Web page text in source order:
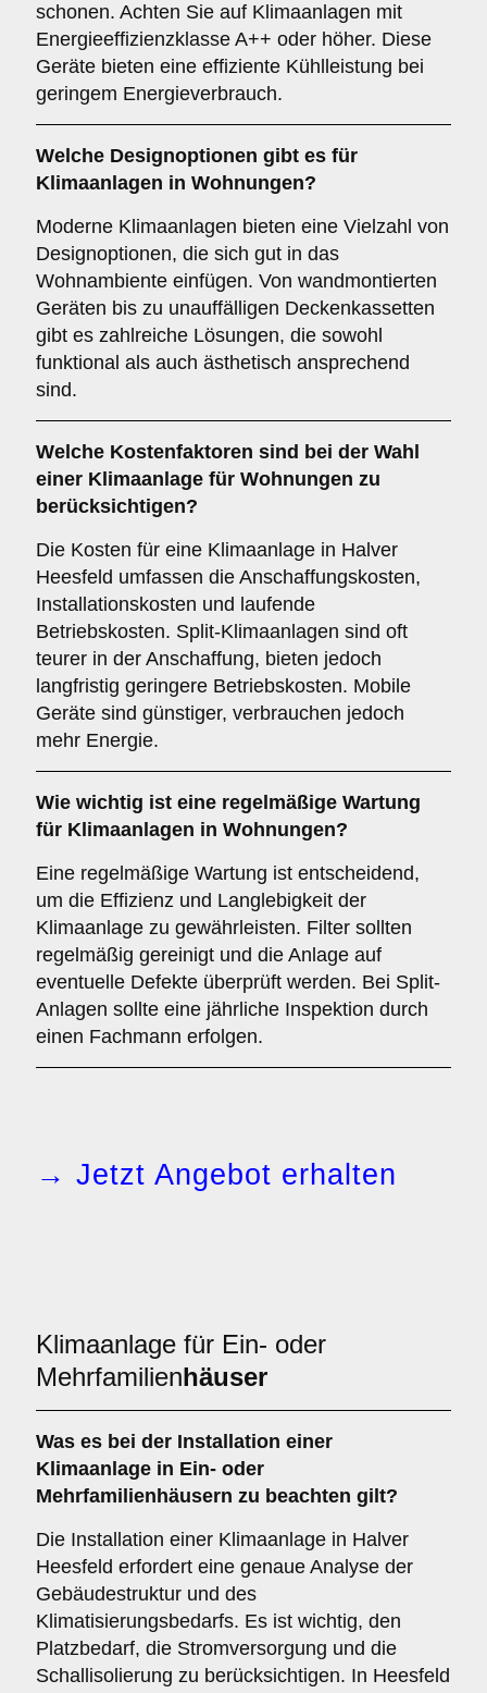
schonen. Achten Sie auf Klimaanlagen mit
Energieeffizienzklasse A++ oder höher. Diese
Geräte bieten eine effiziente Kühlleistung bei
geringem Energieverbrauch.
Welche Designoptionen gibt es für
Klimaanlagen in Wohnungen?
Moderne Klimaanlagen bieten eine Vielzahl von
Designoptionen, die sich gut in das
Wohnambiente einfügen. Von wandmontierten
Geräten bis zu unauffälligen Deckenkassetten
gibt es zahlreiche Lösungen, die sowohl
funktional als auch ästhetisch ansprechend
sind.
Welche Kostenfaktoren sind bei der Wahl
einer Klimaanlage für Wohnungen zu
berücksichtigen?
Die Kosten für eine Klimaanlage in Halver
Heesfeld umfassen die Anschaffungskosten,
Installationskosten und laufende
Betriebskosten. Split-Klimaanlagen sind oft
teurer in der Anschaffung, bieten jedoch
langfristig geringere Betriebskosten. Mobile
Geräte sind günstiger, verbrauchen jedoch
mehr Energie.
Wie wichtig ist eine regelmäßige Wartung
für Klimaanlagen in Wohnungen?
Eine regelmäßige Wartung ist entscheidend,
um die Effizienz und Langlebigkeit der
Klimaanlage zu gewährleisten. Filter sollten
regelmäßig gereinigt und die Anlage auf
eventuelle Defekte überprüft werden. Bei Split-
Anlagen sollte eine jährliche Inspektion durch
einen Fachmann erfolgen.
→ Jetzt Angebot erhalten
Klimaanlage für Ein- oder
Mehrfamilienhäuser
Was es bei der Installation einer
Klimaanlage in Ein- oder
Mehrfamilienhäusern zu beachten gilt?
Die Installation einer Klimaanlage in Halver
Heesfeld erfordert eine genaue Analyse der
Gebäudestruktur und des
Klimatisierungsbedarfs. Es ist wichtig, den
Platzbedarf, die Stromversorgung und die
Schallisolierung zu berücksichtigen. In Heesfeld